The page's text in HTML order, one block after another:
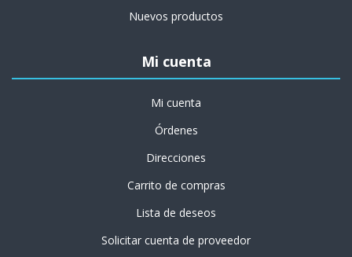
Nuevos productos
Mi cuenta
Mi cuenta
Órdenes
Direcciones
Carrito de compras
Lista de deseos
Solicitar cuenta de proveedor